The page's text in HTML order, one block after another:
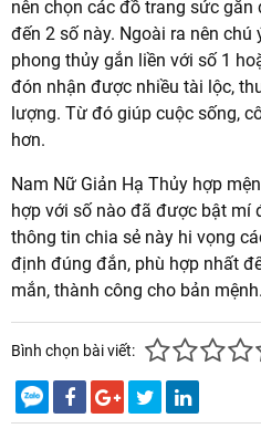
nên chọn các đồ trang sức
đến 2 số này. Ngoài ra nên
phong thủy gắn liền với số 1
đón nhận được nhiều tài lộc,
lượng. Từ đó giúp cuộc sống,
hơn.
Nam Nữ Giản Hạ Thủy hợp
hợp với số nào đã được bật mí
thông tin chia sẻ này hi vọng
định đúng đắn, phù hợp nhất
mắn, thành công cho bản mệnh.
Bình chọn bài viết: